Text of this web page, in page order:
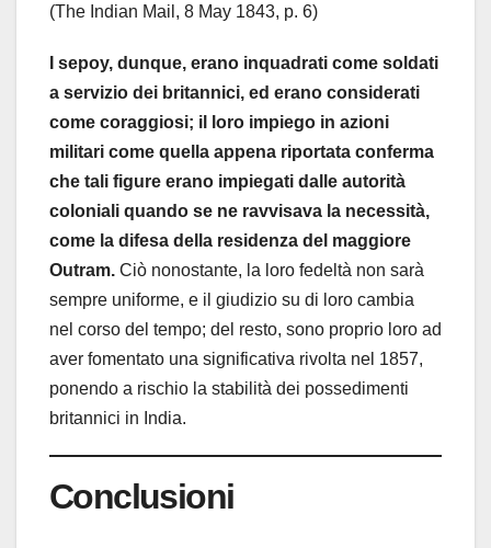
(The Indian Mail, 8 May 1843, p. 6)
I sepoy, dunque, erano inquadrati come soldati
a servizio dei britannici, ed erano considerati
come coraggiosi; il loro impiego in azioni
militari come quella appena riportata conferma
che tali figure erano impiegati dalle autorità
coloniali quando se ne ravvisava la necessità,
come la difesa della residenza del maggiore
Outram. Ciò nonostante, la loro fedeltà non sarà
sempre uniforme, e il giudizio su di loro cambia
nel corso del tempo; del resto, sono proprio loro ad
aver fomentato una significativa rivolta nel 1857,
ponendo a rischio la stabilità dei possedimenti
britannici in India.
Conclusioni